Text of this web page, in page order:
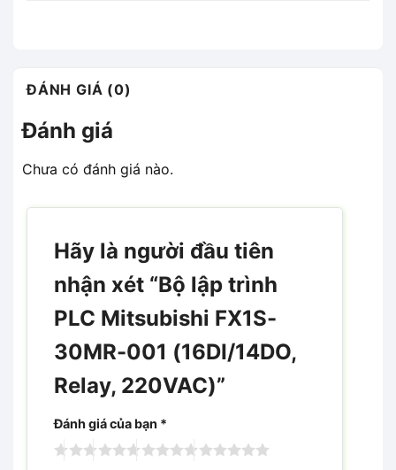
ĐÁNH GIÁ (0)
Đánh giá
Chưa có đánh giá nào.
Hãy là người đầu tiên
nhận xét “Bộ lập trình
PLC Mitsubishi FX1S-
30MR-001 (16DI/14DO,
Relay, 220VAC)”
Đánh giá của bạn *